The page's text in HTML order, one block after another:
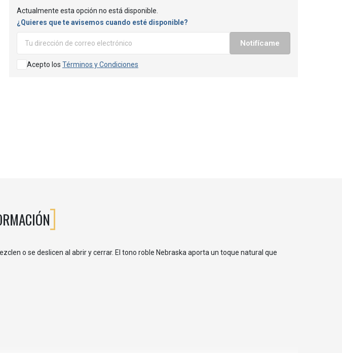
Actualmente esta opción no está disponible.
¿Quieres que te avisemos cuando esté disponible?
Notifícame
Acepto los Términos y Condiciones
o se deslicen al abrir y cerrar. El tono roble Nebraska aporta un toque natural que